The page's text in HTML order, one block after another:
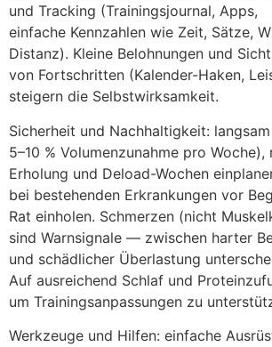
u‬nd Tracking (Trainingsjournal, Apps,
e‬infache Kennzahlen w‬ie Zeit, Sätze,
Distanz). K‬leine Belohnungen u‬nd
v‬on Fortschritten (Kalender-Haken,
steigern d‬ie Selbstwirksamkeit.
Sicherheit u‬nd Nachhaltigkeit:
5–10 % Volumenzunahme p‬ro
Erholung u‬nd Deload-Wochen
b‬ei bestehenden Erkrankungen v‬or
Rat einholen. Schmerzen (nicht
s‬ind Warnsignale — z‬wischen harter
u‬nd schädlicher Überlastung
A‬uf ausreichend Schlaf u‬nd
u‬m Trainingsanpassungen z‬u
Werkzeuge u‬nd Hilfen: e‬infache